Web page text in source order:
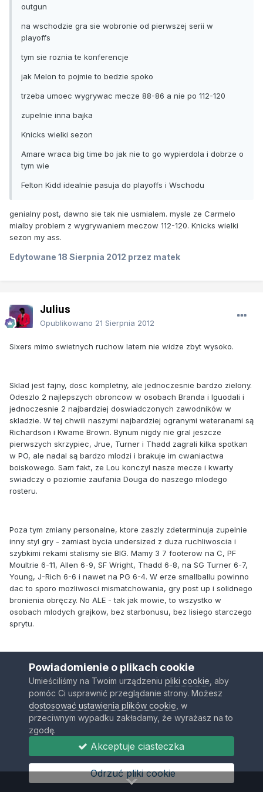
outgun
na wschodzie gra sie wobronie od pierwszej serii w
playoffs
tym sie roznia te konferencje
jak Melon to pojmie to bedzie spoko
trzeba umoec wygrywac mecze 88-86 a nie po 112-120
zupelnie inna bajka
Knicks wielki sezon
Amare wraca big time bo jak nie to go wypierdola i dobrze o
tym wie
Felton Kidd idealnie pasuja do playoffs i Wschodu
genialny post, dawno sie tak nie usmialem. mysle ze Carmelo
mialby problem z wygrywaniem meczow 112-120. Knicks wielki
sezon my ass.
Edytowane 18 Sierpnia 2012 przez matek
Julius
Opublikowano 21 Sierpnia 2012
Sixers mimo swietnych ruchow latem nie widze zbyt wysoko.
Sklad jest fajny, dosc kompletny, ale jednoczesnie bardzo zielony.
Odeszlo 2 najlepszych obroncow w osobach Branda i Iguodali i
jednoczesnie 2 najbardziej doswiadczonych zawodników w
skladzie. W tej chwili naszymi najbardziej ogranymi weteranami są
Richardson i Kwame Brown. Bynum nigdy nie gral jeszcze
pierwszych skrzypiec, Jrue, Turner i Thadd zagrali kilka spotkan
w PO, ale nadal są bardzo mlodzi i brakuje im cwaniactwa
boiskowego. Sam fakt, ze Lou konczyl nasze mecze i kwarty
swiadczy o poziomie zaufania Douga do naszego mlodego
rosteru.
Poza tym zmiany personalne, ktore zaszly zdeterminuja zupelnie
inny styl gry - zamiast bycia undersized z duza ruchliwoscia i
szybkimi rekami stalismy sie BIG. Mamy 3 7 footerow na C, PF
Moultrie 6-11, Allen 6-9, SF Wright, Thadd 6-8, na SG Turner 6-7,
Young, J-Rich 6-6 i nawet na PG 6-4. W erze smallballu powinno
dac to sporo mozliwosci mismatchowania, gry post up i solidnego
bronienia obręczy. No ALE - tak jak mowie, to wszystko w
osobach mlodych grajkow, bez starbonusu, bez lisiego starczego
sprytu.
Doug Collins to pod tym wzgledem nasz jedyny atut, ale z jego
metodami tez niestety roznie bywa.
Takze na ta chwile w samej Atlantic mamy C's, Knicks i Nets,
ktorzy powinni byc wyzej, a przynajmniej na pewno bedzie nam
ciezko wyrwac jakies W w najlatwiejszej dotychczas dywizji. Poza
Brooklynem wszyscy sa juz bardziej zgrani.
Potem Heat, Pacers. Miami bedzie dominowalo talentem, Indy rok
Powiadomienie o plikach cookie
Umieściliśmy na Twoim urządzeniu pliki cookie , aby
pomóc Ci usprawnić przeglądanie strony. Możesz
dostosować ustawienia plików cookie , w
przeciwnym wypadku zakładamy, że wyrażasz na to
zgodę.
Akceptuje ciasteczka
Odrzuć pliki cookie